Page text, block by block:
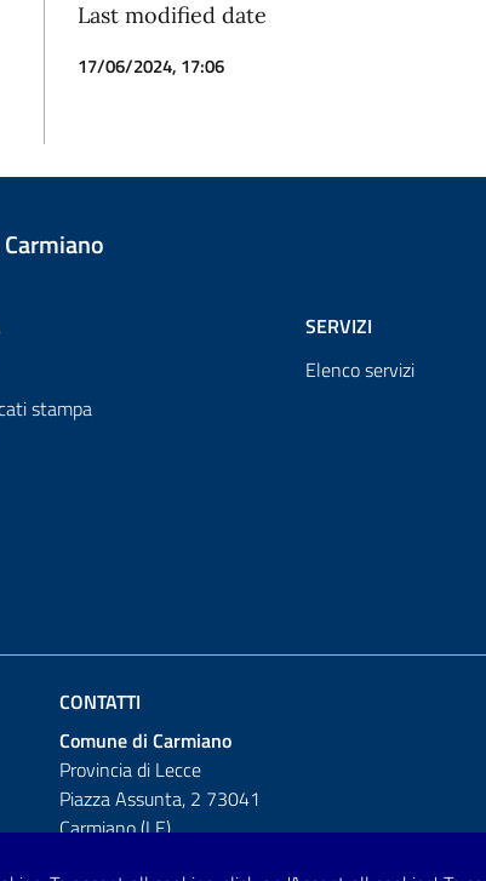
Last modified date
17/06/2024, 17:06
stampa
SERVIZI
Elenco servizi
CONTATTI
Comune di Carmiano
Provincia di Lecce
Piazza Assunta, 2 73041
Carmiano (LE)